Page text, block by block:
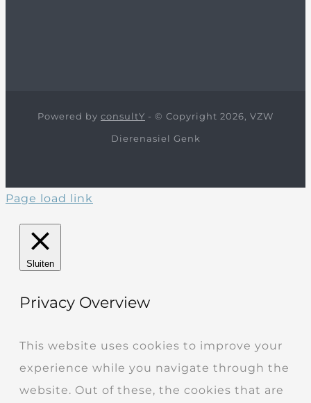
Powered by consultY - © Copyright 2026, VZW
Dierenasiel Genk
Page load link
Sluiten
Privacy Overview
This website uses cookies to improve your
experience while you navigate through the
website. Out of these, the cookies that are